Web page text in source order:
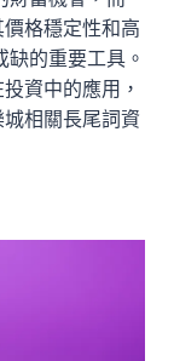
格穩定性和高
的重要工具。
資中的應用，
相關長尾詞資